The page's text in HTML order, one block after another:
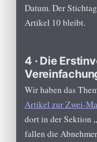
Datum. Der
Artikel 10 bleibt.
4 · Die
Wir haben das
Artikel zur Zwei-
dort in der Sektion
fallen die